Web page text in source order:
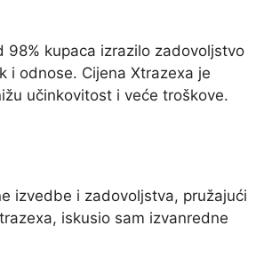
kupaca izrazilo zadovoljstvo
i odnose. Cijena Xtrazexa je
učinkovitost i veće troškove.
izvedbe i zadovoljstva, pružajući
iskusio sam izvanredne